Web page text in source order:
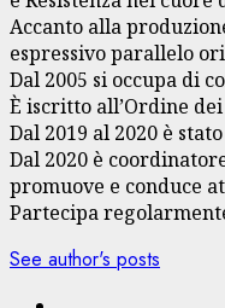
Accanto alla
espressivo parallelo
Dal 2005 si occupa di
È iscritto all’Ordine
Dal 2019 al 2020 è
Dal 2020 è
promuove e conduce
Partecipa
See author's posts